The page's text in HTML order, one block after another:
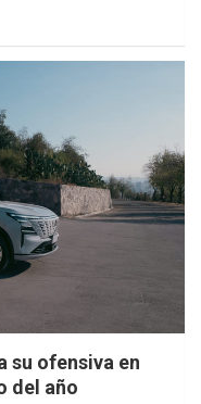
su ofensiva en
del año